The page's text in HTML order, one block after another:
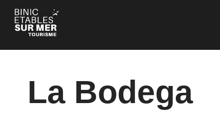
Panel de gestión de cookies
La Bodega